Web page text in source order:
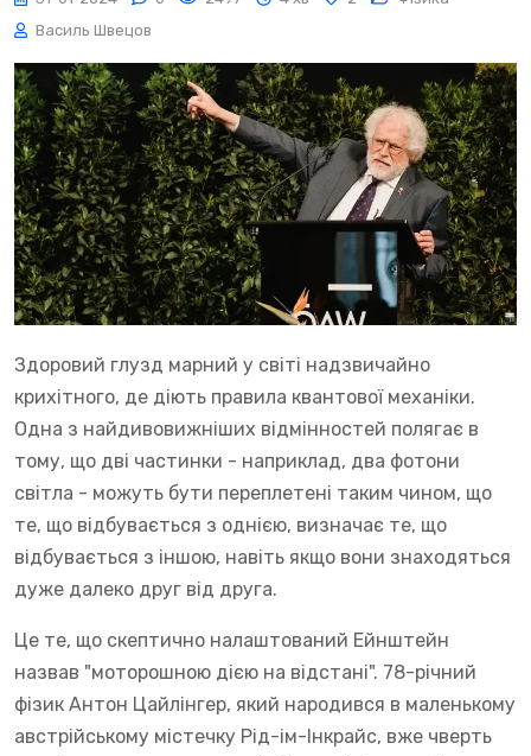
Василь Швецов
Здоровий глузд марний у світі надзвичайно
крихітного, де діють правила квантової механіки.
Одна з найдивовижніших відмінностей полягає в
тому, що дві частинки - наприклад, два фотони
світла - можуть бути переплетені таким чином, що
те, що відбувається з однією, визначає те, що
відбувається з іншою, навіть якщо вони знаходяться
дуже далеко друг від друга.
Це те, що скептично налаштований Ейнштейн
назвав "моторошною дією на відстані". 78-річний
фізик Антон Цайлінгер, який народився в маленькому
австрійському містечку Рід-ім-Інкрайс, вже чверть